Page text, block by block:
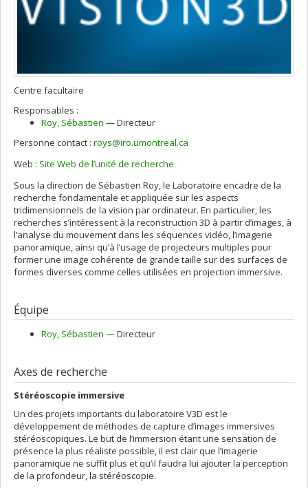
Centre facultaire
Responsables :
Roy, Sébastien — Directeur
Personne contact : roys@iro.umontreal.ca
Web : Site Web de l’unité de recherche
Sous la direction de Sébastien Roy, le Laboratoire encadre de la
recherche fondamentale et appliquée sur les aspects
tridimensionnels de la vision par ordinateur. En particulier, les
recherches s’intéressent à la reconstruction 3D à partir d’images, à
l’analyse du mouvement dans les séquences vidéo, l’imagerie
panoramique, ainsi qu’à l’usage de projecteurs multiples pour
former une image cohérente de grande taille sur des surfaces de
formes diverses comme celles utilisées en projection immersive.
Équipe
Roy, Sébastien — Directeur
Axes de recherche
Stéréoscopie immersive
Un des projets importants du laboratoire V3D est le
développement de méthodes de capture d’images immersives
stéréoscopiques. Le but de l’immersion étant une sensation de
présence la plus réaliste possible, il est clair que l’imagerie
panoramique ne suffit plus et qu’il faudra lui ajouter la perception
de la profondeur, la stéréoscopie.